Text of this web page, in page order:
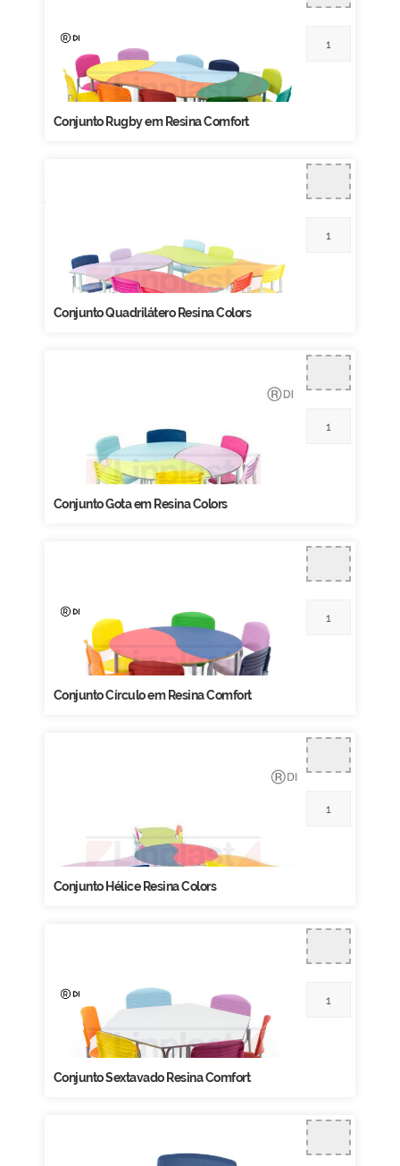
Conjunto Rugby em Resina Comfort
Conjunto Quadrilátero Resina Colors
Conjunto Gota em Resina Colors
Conjunto Círculo em Resina Comfort
Conjunto Hélice Resina Colors
Conjunto Sextavado Resina Comfort